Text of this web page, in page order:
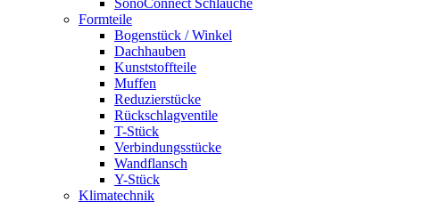
SonoConnect Schläuche
Formteile
Bogenstück / Winkel
Dachhauben
Kunststoffteile
Muffen
Reduzierstücke
Rückschlagventile
T-Stück
Verbindungsstücke
Wandflansch
Y-Stück
Klimatechnik